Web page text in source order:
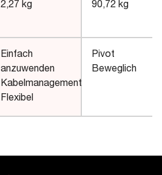
2,27 kg 90,72 kg
Einfach
anzuwenden
Kabelmanagement
Flexibel
Pivot
Beweglich